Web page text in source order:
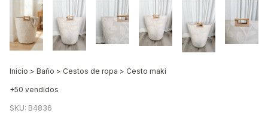
Inicio > Baño > Cestos de ropa > Cesto maki
+50 vendidos
SKU: B4836